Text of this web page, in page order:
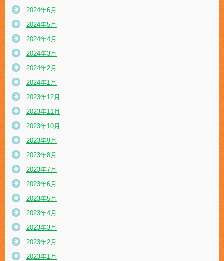
2024年6月
2024年5月
2024年4月
2024年3月
2024年2月
2024年1月
2023年12月
2023年11月
2023年10月
2023年9月
2023年8月
2023年7月
2023年6月
2023年5月
2023年4月
2023年3月
2023年2月
2023年1月